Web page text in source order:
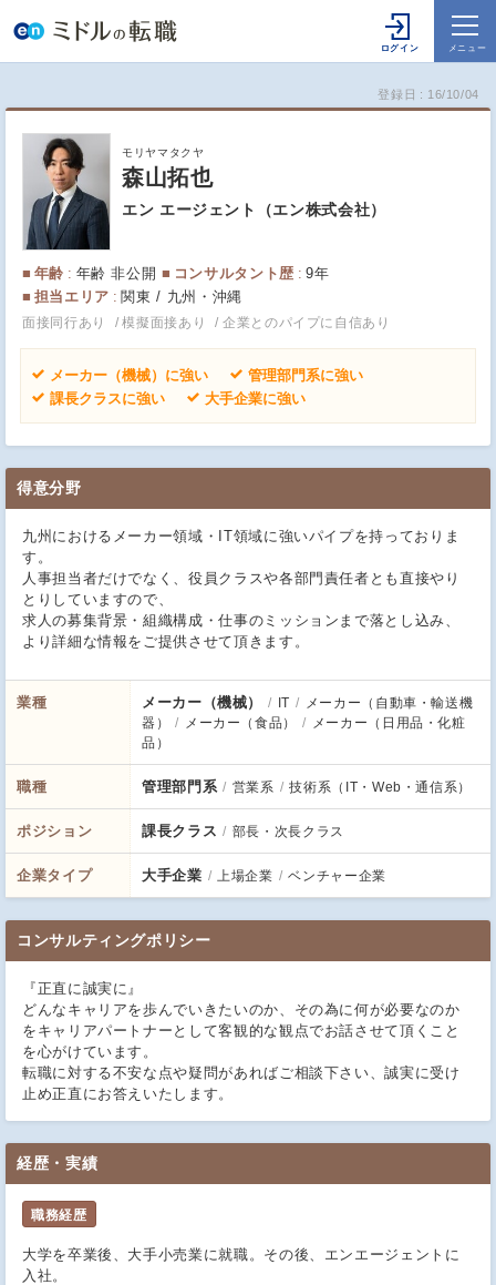
登録日 16/10/04
モリヤマタクヤ
森山拓也
エン エージェント（エン株式会社）
年齢 年齢 非公開 コンサルタント歴
9年
担当エリア
関東 / 九州・沖縄
面接同行あり 模擬面接あり 企業とのパイプに自信あり
メーカー（機械）に強い
管理部門系に強い
課長クラスに強い
大手企業に強い
得意分野
九州におけるメーカー領域・IT領域に強いパイプを持っておりま
す。
人事担当者だけでなく、役員クラスや各部門責任者とも直接やり
とりしていますので、
求人の募集背景・組織構成・仕事のミッションまで落とし込み、
より詳細な情報をご提供させて頂きます。
業種 メーカー（機械） IT
メーカー（自動車・輸送機
器）
メーカー（食品）
メーカー（日用品・化粧
品）
職種 管理部門系 営業系 技術系（IT・Web・通信系）
ポジション 課長クラス 部長・次長クラス
企業タイプ 大手企業 上場企業 ベンチャー企業
コンサルティングポリシー
『正直に誠実に』
どんなキャリアを歩んでいきたいのか、その為に何が必要なのか
をキャリアパートナーとして客観的な観点でお話させて頂くこと
を心がけています。
転職に対する不安な点や疑問があればご相談下さい、誠実に受け
止め正直にお答えいたします。
経歴・実績
職務経歴
大学を卒業後、大手小売業に就職。その後、エンエージェントに
入社。